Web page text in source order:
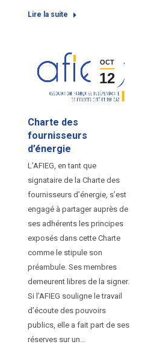
Lire la suite
OCT
12
Charte des
fournisseurs
d’énergie
L’AFIEG, en tant que
signataire de la Charte des
fournisseurs d’énergie, s’est
engagé à partager auprès de
ses adhérents les principes
exposés dans cette Charte
comme le stipule son
préambule. Ses membres
demeurent libres de la signer.
Si l’AFIEG souligne le travail
d’écoute des pouvoirs
publics, elle a fait part de ses
réserves sur un…